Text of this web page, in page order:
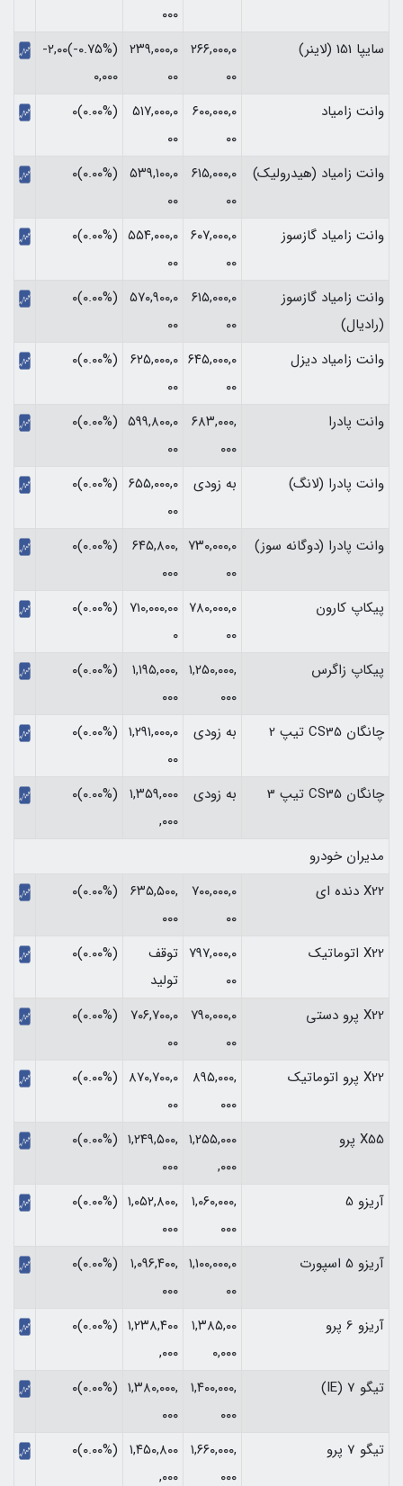
۰۰۰
سایپا 151 (لاینر)
۲۶۶,۰۰۰,۰
۰۰
۲۳۹,۰۰۰,۰
۰۰
(‎-۰.۷۵%‏)‎-۲,۰۰
۰,۰۰۰‏
وانت زامیاد
۶۰۰,۰۰۰,۰
۰۰
۵۱۷,۰۰۰,۰
۰۰
(۰.۰۰%)۰
وانت زامیاد (هیدرولیک)
۶۱۵,۰۰۰,۰
۰۰
۵۳۹,۱۰۰,۰
۰۰
(۰.۰۰%)۰
وانت زامیاد گازسوز
۶۰۷,۰۰۰,۰
۰۰
۵۵۴,۰۰۰,۰
۰۰
(۰.۰۰%)۰
وانت زامیاد گازسوز
(رادیال)
۶۱۵,۰۰۰,۰
۰۰
۵۷۰,۹۰۰,۰
۰۰
(۰.۰۰%)۰
وانت زامیاد دیزل
۶۴۵,۰۰۰,۰
۰۰
۶۲۵,۰۰۰,۰
۰۰
(۰.۰۰%)۰
وانت پادرا
۶۸۳,۰۰۰,
۰۰۰
۵۹۹,۸۰۰,۰
۰۰
(۰.۰۰%)۰
وانت پادرا (لانگ) به زودی
۶۵۵,۰۰۰,۰
۰۰
(۰.۰۰%)۰
وانت پادرا (دوگانه سوز)
۷۳۰,۰۰۰,۰
۰۰
۶۴۵,۸۰۰,
۰۰۰
(۰.۰۰%)۰
پیکاپ کارون
۷۸۰,۰۰۰,۰
۰۰
۷۱۰,۰۰۰,۰۰
۰
(۰.۰۰%)۰
پیکاپ زاگرس
۱,۲۵۰,۰۰۰,
۰۰۰
۱,۱۹۵,۰۰۰,
۰۰۰
(۰.۰۰%)۰
چانگان CS35 تیپ 2 به زودی
۱,۲۹۱,۰۰۰,۰
۰۰
(۰.۰۰%)۰
چانگان CS35 تیپ 3 به زودی
۱,۳۵۹,۰۰۰
,۰۰۰
(۰.۰۰%)۰
مدیران خودرو
X22 دنده ای
۷۰۰,۰۰۰,۰
۰۰
۶۳۵,۵۰۰,
۰۰۰
(۰.۰۰%)۰
X22 اتوماتیک
۷۹۷,۰۰۰,۰
۰۰
توقف
تولید
(۰.۰۰%)۰
X22 پرو دستی
۷۹۰,۰۰۰,۰
۰۰
۷۰۶,۷۰۰,۰
۰۰
(۰.۰۰%)۰
X22 پرو اتوماتیک
۸۹۵,۰۰۰,
۰۰۰
۸۷۰,۷۰۰,۰
۰۰
(۰.۰۰%)۰
X55 پرو
۱,۲۵۵,۰۰۰
,۰۰۰
۱,۲۴۹,۵۰۰,
۰۰۰
(۰.۰۰%)۰
آریزو 5
۱,۰۶۰,۰۰۰,
۰۰۰
۱,۰۵۲,۸۰۰,
۰۰۰
(۰.۰۰%)۰
آریزو 5 اسپورت
۱,۱۰۰,۰۰۰,۰
۰۰
۱,۰۹۶,۴۰۰,
۰۰۰
(۰.۰۰%)۰
آریزو 6 پرو
۱,۳۸۵,۰۰
۰,۰۰۰
۱,۲۳۸,۴۰۰
,۰۰۰
(۰.۰۰%)۰
تیگو 7 (IE)
۱,۴۰۰,۰۰۰,
۰۰۰
۱,۳۸۰,۰۰۰,
۰۰۰
(۰.۰۰%)۰
تیگو 7 پرو
۱,۶۶۰,۰۰۰,
۰۰۰
۱,۴۵۰,۸۰۰
,۰۰۰
(۰.۰۰%)۰